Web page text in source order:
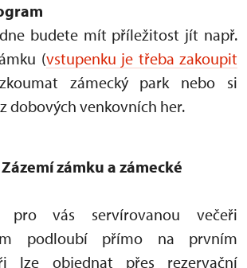
budete mít příležitost jít např.
(vstupenku je třeba zakoupit
zámecký park nebo si
dobových venkovních her.
zámku a zámecké
pro vás servírovanou večeři
podloubí přímo na prvním
lze objednat přes rezervační